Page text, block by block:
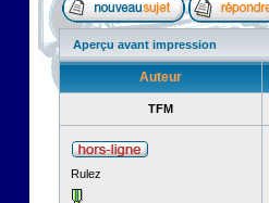
Aperçu avant impression
Auteur
TFM
Rulez